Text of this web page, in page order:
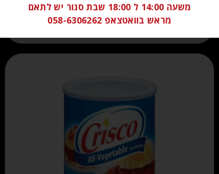
מידע נוסףמשעה 14:00 ל 18:00 שבת סגור יש לתאם
מראש בוואטצאפ 058-6306262